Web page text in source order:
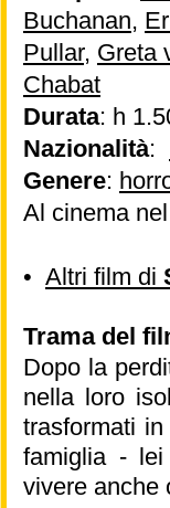
Buchanan,
Pullar, Greta
Chabat
Durata: h
Nazionalità:
Genere:
Al cinema
• Altri film di
Trama del
Dopo la
nella loro
trasformati
famiglia -
vivere anche